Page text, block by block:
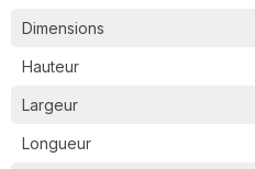
Dimensions
Hauteur
Largeur
Longueur